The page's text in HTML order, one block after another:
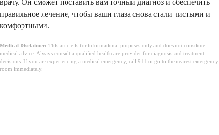
врачу. Он сможет поставить вам точный диагноз и обеспечить
правильное лечение, чтобы ваши глаза снова стали чистыми и
комфортными.
Medical Disclaimer: This article is for informational purposes only and does not constitute
medical advice. Always consult a qualified healthcare provider for diagnosis and treatment
decisions. If you are experiencing a medical emergency, call 911 or go to the nearest emergency
room immediately.